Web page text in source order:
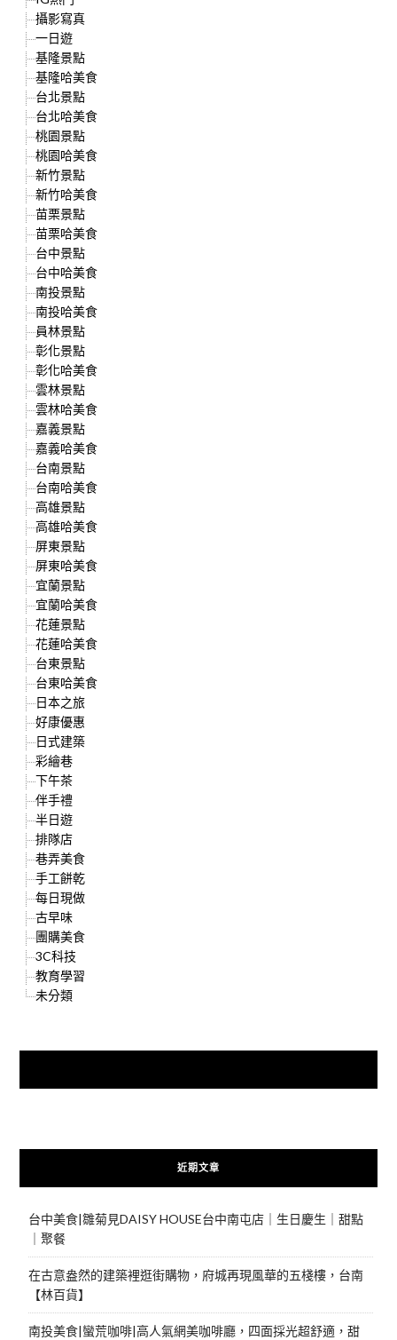
攝影寫真
一日遊
基隆景點
基隆哈美食
台北景點
台北哈美食
桃園景點
桃園哈美食
新竹景點
新竹哈美食
苗栗景點
苗栗哈美食
台中景點
台中哈美食
南投景點
南投哈美食
員林景點
彰化景點
彰化哈美食
雲林景點
雲林哈美食
嘉義景點
嘉義哈美食
台南景點
台南哈美食
高雄景點
高雄哈美食
屏東景點
屏東哈美食
宜蘭景點
宜蘭哈美食
花蓮景點
花蓮哈美食
台東景點
台東哈美食
日本之旅
好康優惠
日式建築
彩繪巷
下午茶
伴手禮
半日遊
排隊店
巷弄美食
手工餅乾
每日現做
古早味
團購美食
3C科技
教育學習
未分類
近期文章
台中美食|雛菊見DAISY HOUSE台中南屯店｜生日慶生｜甜點
｜聚餐
在古意盎然的建築裡逛街購物，府城再現風華的五棧樓，台南
【林百貨】
南投美食|蠻荒咖啡|高人氣網美咖啡廳，四面採光超舒適，甜